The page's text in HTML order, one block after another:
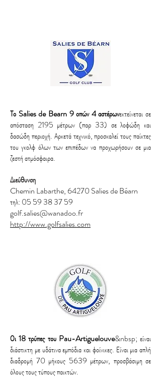
Το Salies de Bearn 9 οπών 4 αστέρωνεκτείνεται σε
απόσταση 2195 μέτρων (παρ 33) σε λοφώδη και
δασώδη περιοχή. Αρκετά τεχνικό, προσκαλεί τους παίκτες
του γκολφ όλων των επιπέδων να προχωρήσουν σε μια
ζεστή ατμόσφαιρα.
Διεύθυνση
Chemin Labarthe, 64270 Salies de Béarn
τηλ: 05 59 38 37 59
golf.salies@wanadoo.fr
http://www.golfsalies.com
Οι 18 τρύπες του Pau-Artiguelouve&nbsp; είναι
διάστικτη με υδάτινα εμπόδια και φοίνικες. Είναι μια απλή
διαδρομή 70 μήκους 5639 μέτρων, προσβάσιμη σε
όλους τους τύπους παικτών.